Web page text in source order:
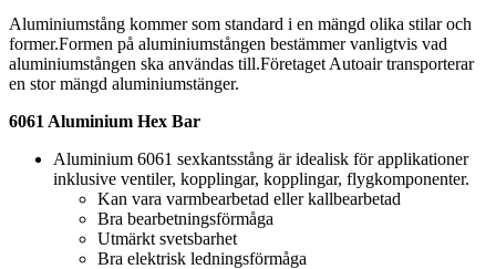
Aluminiumstång kommer som standard i en mängd olika stilar och
former.Formen på aluminiumstången bestämmer vanligtvis vad
aluminiumstången ska användas till.Företaget Autoair transporterar
en stor mängd aluminiumstänger.
6061 Aluminium Hex Bar
Aluminium 6061 sexkantsstång är idealisk för applikationer
inklusive ventiler, kopplingar, kopplingar, flygkomponenter.
Kan vara varmbearbetad eller kallbearbetad
Bra bearbetningsförmåga
Utmärkt svetsbarhet
Bra elektrisk ledningsförmåga